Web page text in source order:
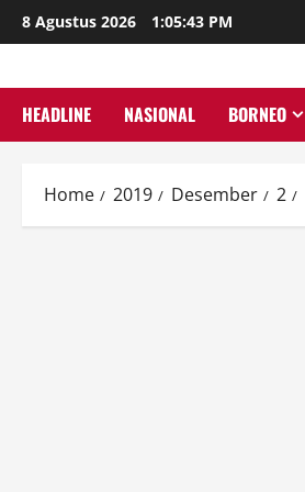
Skip
to
8 Agustus 2026 1:05:44 PM
HEADLINE NASIONAL BORNEO
Home 2019 Desember 2